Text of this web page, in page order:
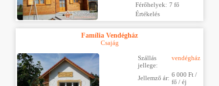
Férőhelyek: 7 fő
Értékelés
Família Vendégház
Csajág
Szállás
jellege:
vendégház
Jellemző ár: 6 000 Ft /
fő / éj